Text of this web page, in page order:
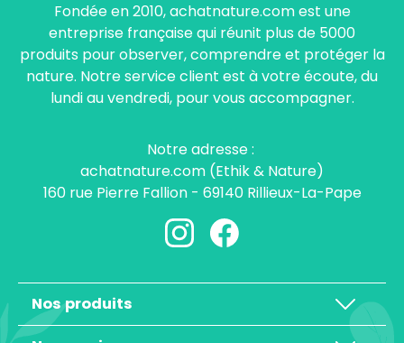
Fondée en 2010, achatnature.com est une
entreprise française qui réunit plus de 5000
produits pour observer, comprendre et protéger la
nature. Notre service client est à votre écoute, du
lundi au vendredi, pour vous accompagner.
Notre adresse :
achatnature.com (Ethik & Nature)
160 rue Pierre Fallion - 69140 Rillieux-La-Pape
Nos produits